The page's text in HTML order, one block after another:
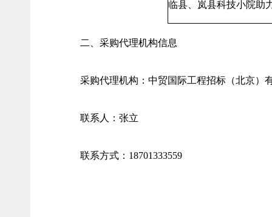
临县、岚县科技小院助
二、采购代理机构信息
采购代理机构：中贸国际工程招标（北京）
联系人：张立
联系方式：18701333559